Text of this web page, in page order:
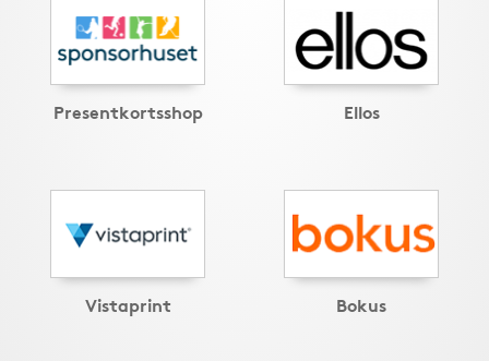
Presentkortsshop Ellos
Vistaprint Bokus